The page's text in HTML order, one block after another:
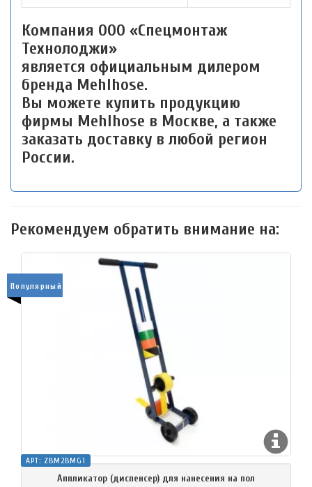
Компания ООО «Спецмонтаж
Технолоджи»
является официальным дилером
бренда Mehlhose.
Вы можете купить продукцию
фирмы Mehlhose в Москве, а также
заказать доставку в любой регион
России.
Рекомендуем обратить внимание на:
АРТ: ZBM2BMG1
Аппликатор (диспенсер) для нанесения на пол
Популярный